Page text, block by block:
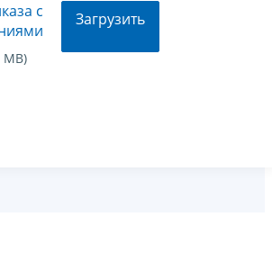
с
MB)
Загрузить